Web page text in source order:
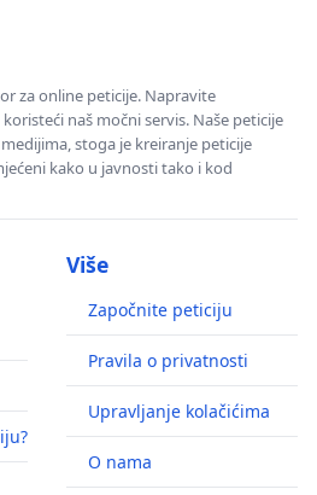
za online peticije. Napravite
naš močni servis. Naše peticije
stoga je kreiranje peticije
kako u javnosti tako i kod
Više
Započnite peticiju
Pravila o privatnosti
Upravljanje kolačićima
O nama